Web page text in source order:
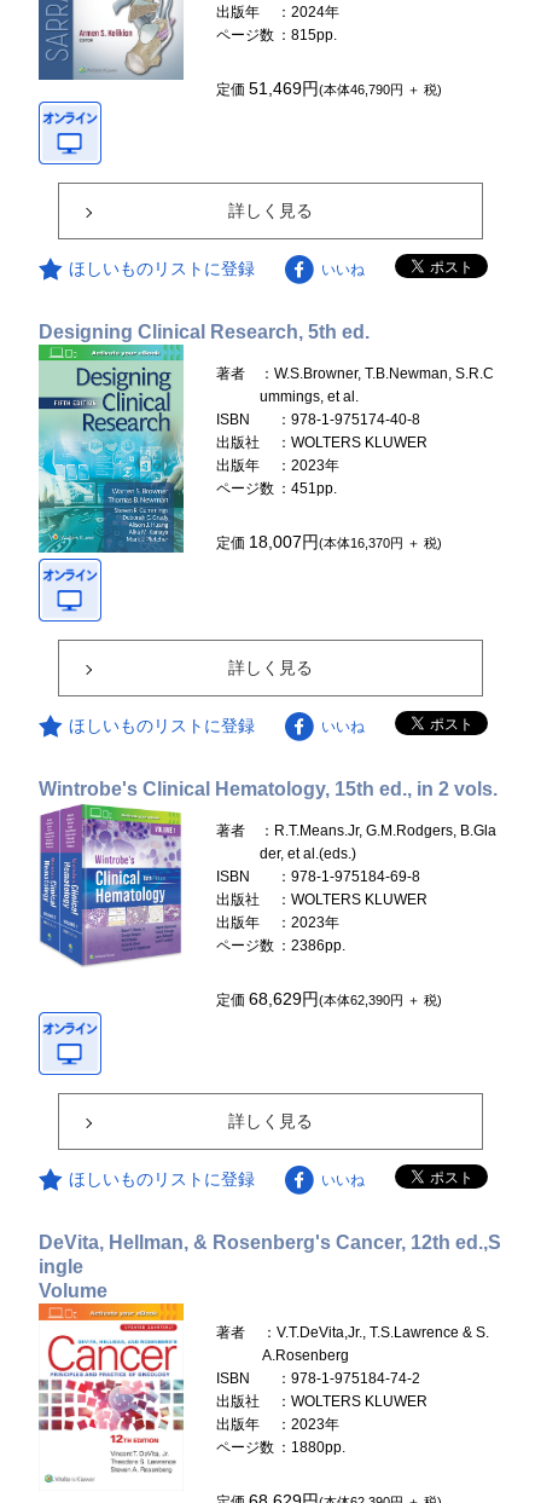
出版年
：2024年
ページ数 ：815pp.
定価51,469円(本体46,790円 ＋ 税)
詳しく見る
ほしいものリストに登録 いいね
Designing Clinical Research, 5th ed.
著者
：W.S.Browner, T.B.Newman, S.R.C
ummings, et al.
ISBN
：978-1-975174-40-8
出版社
：WOLTERS KLUWER
出版年
：2023年
ページ数 ：451pp.
定価 18,007円(本体16,370円 ＋ 税)
詳しく見る
ほしいものリストに登録 いいね
Wintrobe's Clinical Hematology, 15th ed., in 2 vols.
著者
：R.T.Means.Jr, G.M.Rodgers, B.Gla
der, et al.(eds.)
ISBN
：978-1-975184-69-8
出版社
：WOLTERS KLUWER
出版年
：2023年
ページ数 ：2386pp.
定価68,629円(本体62,390円 ＋ 税)
詳しく見る
ほしいものリストに登録 いいね
DeVita, Hellman, & Rosenberg's Cancer, 12th ed.,S
ingle
Volume
著者
：V.T.DeVita,Jr., T.S.Lawrence & S.
A.Rosenberg
ISBN
：978-1-975184-74-2
出版社
：WOLTERS KLUWER
出版年
：2023年
ページ数 ：1880pp.